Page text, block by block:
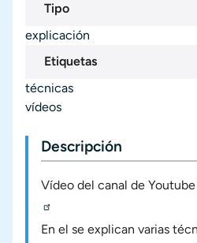
Tipo
explicación
Etiquetas
técnicas
vídeos
Descripción
Vídeo del canal de Youtube
En el se explican varias